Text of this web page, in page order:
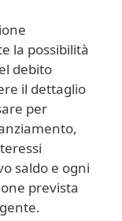
la possibilità
debito
il dettaglio
per
saldo e ogni
prevista